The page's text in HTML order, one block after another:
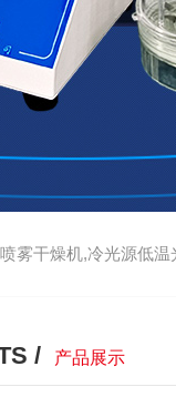
雾干燥机,冷光源低
/ 产品展示